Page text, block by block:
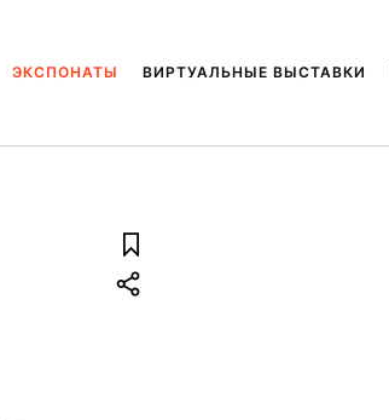
ЭКСПОНАТЫ ВИРТУАЛЬНЫЕ ВЫСТАВКИ